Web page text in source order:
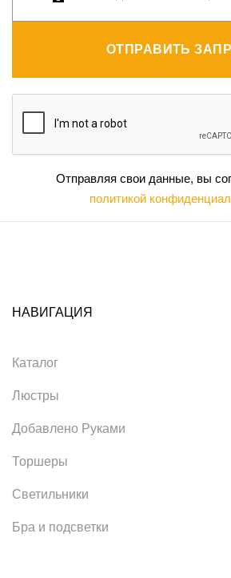
ОТПРАВИТЬ
Отправляя свои данные, вы
политикой
НАВИГАЦИЯ
Каталог
Люстры
Добавлено Руками
Торшеры
Светильники
Бра и подсветки